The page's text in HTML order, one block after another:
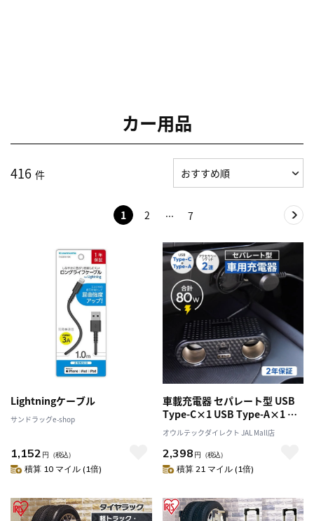
カー用品
416 件
1 2 7
Lightningケーブル
サンドラッグe-shop
1,152 円 （税込）
積算 10 マイル (1倍)
車載充電器 セパレート型 USB
Type-C×1 USB Type-A×1 ア
クセサリーソケット×2 最大
PD30W出力
オウルテックダイレクト JAL Mall店
2,398 円 （税込）
積算 21 マイル (1倍)